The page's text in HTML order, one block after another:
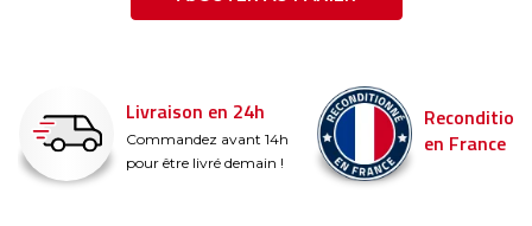
Livraison en 24h
Commandez avant 14h
pour être livré demain !
en France